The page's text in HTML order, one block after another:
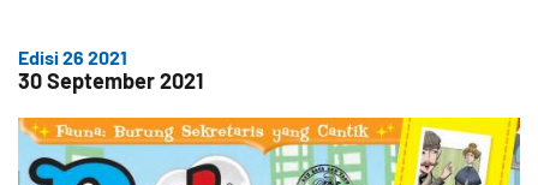
Edisi 26 2021
30 September 2021